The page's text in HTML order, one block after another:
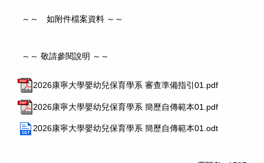
～～ 如附件檔案資料 ～～
～～ 敬請參閱說明 ～～
2026康寧大學嬰幼兒保育學系 審查準備指引01.pdf
2026康寧大學嬰幼兒保育學系 簡歷自傳範本01.pdf
2026康寧大學嬰幼兒保育學系 簡歷自傳範本01.odt